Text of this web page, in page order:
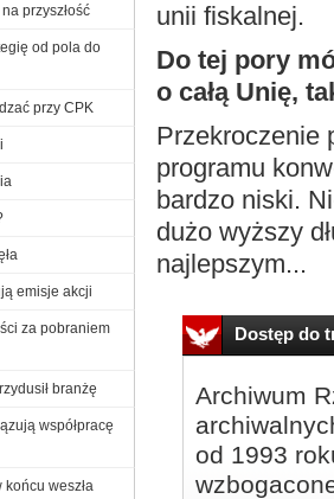
unii fiskalnej.
Do tej pory
o całą Unię,
Przekroczenie
programu
bardzo niski.
dużo wyższy
najlepszym...
Dostęp do
Archiwum
od 1993
przyszłość
od pola do
przy CPK
emisje akcji
za pobraniem
branżę
współpracę
weszła